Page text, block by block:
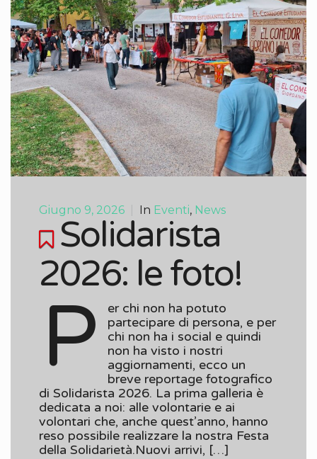
Giugno 9, 2026 In Eventi, News
Solidarista
2026: le foto!
P
er chi non ha potuto
partecipare di persona, e per
chi non ha i social e quindi
non ha visto i nostri
aggiornamenti, ecco un
breve reportage fotografico
di Solidarista 2026. La prima galleria è
dedicata a noi: alle volontarie e ai
volontari che, anche quest’anno, hanno
reso possibile realizzare la nostra Festa
della Solidarietà.Nuovi arrivi, […]